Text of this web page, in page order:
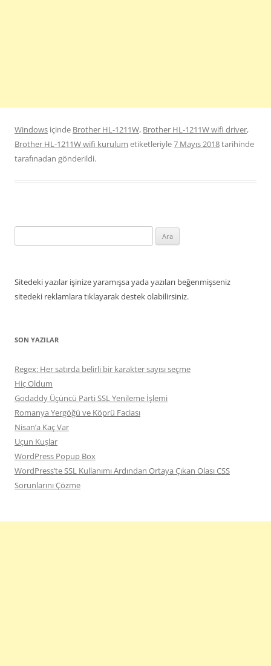
Windows içinde Brother HL-1211W, Brother HL-1211W wifi driver,
Brother HL-1211W wifi kurulum etiketleriyle7 Mayıs 2018tarihinde
tarafınadan gönderildi.
Sitedeki yazılar işinize yaramışsa yada yazıları beğenmişseniz
sitedeki reklamlara tıklayarak destek olabilirsiniz.
SON YAZILAR
Regex: Her satırda belirli bir karakter sayısı seçme
Hiç Oldum
Godaddy Üçüncü Parti SSL Yenileme İşlemi
Romanya Yergöğü ve Köprü Faciası
Nisan’a Kaç Var
Uçun Kuşlar
WordPress Popup Box
WordPress’te SSL Kullanımı Ardından Ortaya Çıkan Olası CSS
Sorunlarını Çözme